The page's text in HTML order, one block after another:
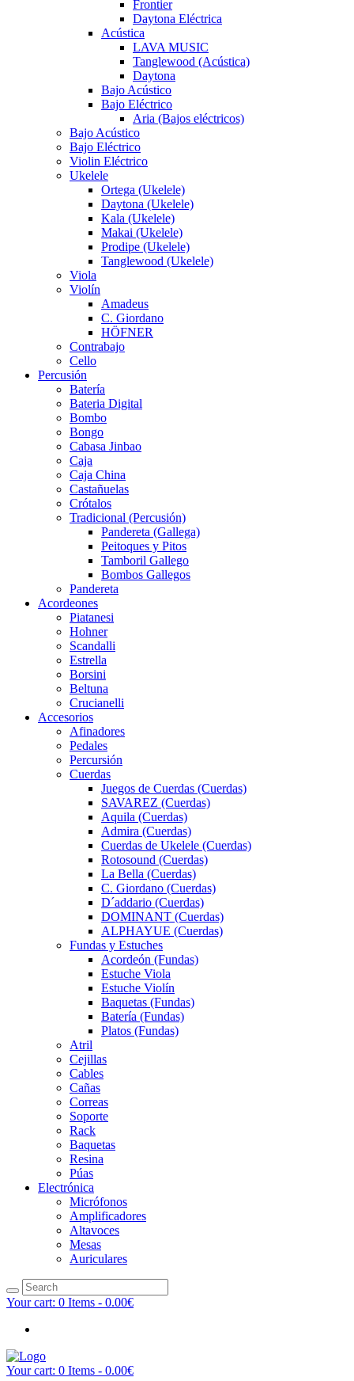
Frontier
Daytona Eléctrica
Acústica
LAVA MUSIC
Tanglewood (Acústica)
Daytona
Bajo Acústico
Bajo Eléctrico
Aria (Bajos eléctricos)
Bajo Acústico
Bajo Eléctrico
Violin Eléctrico
Ukelele
Ortega (Ukelele)
Daytona (Ukelele)
Kala (Ukelele)
Makai (Ukelele)
Prodipe (Ukelele)
Tanglewood (Ukelele)
Viola
Violín
Amadeus
C. Giordano
HÖFNER
Contrabajo
Cello
Percusión
Batería
Bateria Digital
Bombo
Bongo
Cabasa Jinbao
Caja
Caja China
Castañuelas
Crótalos
Tradicional (Percusión)
Pandereta (Gallega)
Peitoques y Pitos
Tamboril Gallego
Bombos Gallegos
Pandereta
Acordeones
Piatanesi
Hohner
Scandalli
Estrella
Borsini
Beltuna
Crucianelli
Accesorios
Afinadores
Pedales
Percursión
Cuerdas
Juegos de Cuerdas (Cuerdas)
SAVAREZ (Cuerdas)
Aquila (Cuerdas)
Admira (Cuerdas)
Cuerdas de Ukelele (Cuerdas)
Rotosound (Cuerdas)
La Bella (Cuerdas)
C. Giordano (Cuerdas)
D´addario (Cuerdas)
DOMINANT (Cuerdas)
ALPHAYUE (Cuerdas)
Fundas y Estuches
Acordeón (Fundas)
Estuche Viola
Estuche Violín
Baquetas (Fundas)
Batería (Fundas)
Platos (Fundas)
Atril
Cejillas
Cables
Cañas
Correas
Soporte
Rack
Baquetas
Resina
Púas
Electrónica
Micrófonos
Amplificadores
Altavoces
Mesas
Auriculares
Your cart: 0 Items - 0.00€
Your cart: 0 Items - 0.00€